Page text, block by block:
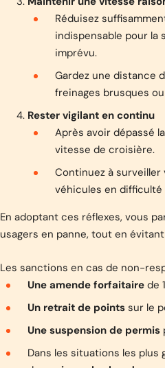
Réduisez
indispensable pour la
imprévu.
Gardez une distance
freinages brusques
Rester vigilant en continu
Après avoir dépassé
vitesse de croisière.
Continuez à
véhicules en
En adoptant ces réflexes, vous
usagers en panne, tout en
Les sanctions en cas de non-
Une amende forfaitairede
Un retrait de pointssur le
Une suspension de permis
Dans les situations les plus